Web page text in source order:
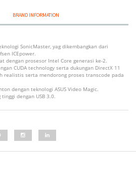
BRAND INFORMATION
SonicMaster, yag dikembangkan dari
ICEpower.
dengan prosesor Intel Core generasi ke-2.
CUDA technology serta dukungan DirectX 11
realistis serta mendorong proses transcode pada
dengan teknologi ASUS Video Magic.
dengan USB 3.0.